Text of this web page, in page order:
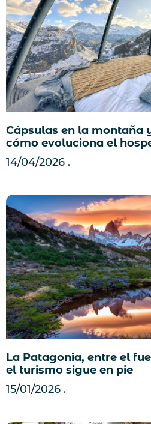
Cápsulas en la montaña
cómo evoluciona el
14/04/2026
La Patagonia, entre el
el turismo sigue en pie
15/01/2026